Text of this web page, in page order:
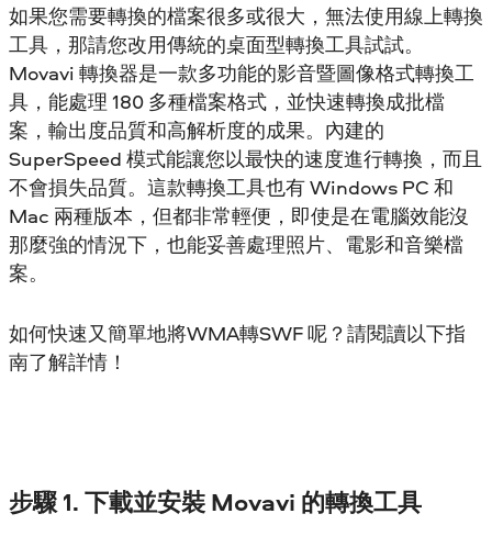
如果您需要轉換的檔案很多或很大，無法使用線上轉換
工具，那請您改用傳統的桌面型轉換工具試試。
Movavi 轉換器是一款多功能的影音暨圖像格式轉換工
具，能處理 180 多種檔案格式，並快速轉換成批檔
案，輸出度品質和高解析度的成果。內建的
SuperSpeed 模式能讓您以最快的速度進行轉換，而且
不會損失品質。這款轉換工具也有 Windows PC 和
Mac 兩種版本，但都非常輕便，即使是在電腦效能沒
那麼強的情況下，也能妥善處理照片、電影和音樂檔
案。
如何快速又簡單地將WMA轉SWF 呢？請閱讀以下指
南了解詳情！
步驟 1. 下載並安裝 Movavi 的轉換工具